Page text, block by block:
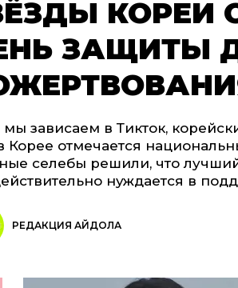
КОРЕИ
ЗАЩИТЫ
мы зависаем в Тикток,
Корее отмечается
селебы решили, что
нуждается в
РЕДАКЦИЯ АЙДОЛА